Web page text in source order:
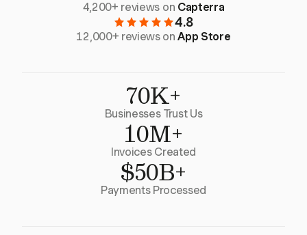
4,200+ reviews on Capterra
4.8
12,000+ reviews onApp Store
70K+
Businesses Trust Us
10M+
Invoices Created
$50B+
Payments Processed